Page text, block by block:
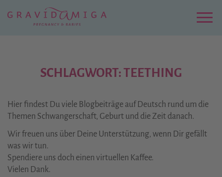
Hauptinhalt
SCHLAGWORT: TEETHING
Hier findest Du viele Blogbeiträge auf Deutsch rund um die
Themen Schwangerschaft, Geburt und die Zeit danach.
Wir freuen uns über Deine Unterstützung, wenn Dir gefällt
was wir tun.
Spendiere uns doch einen virtuellen Kaffee.
Vielen Dank.